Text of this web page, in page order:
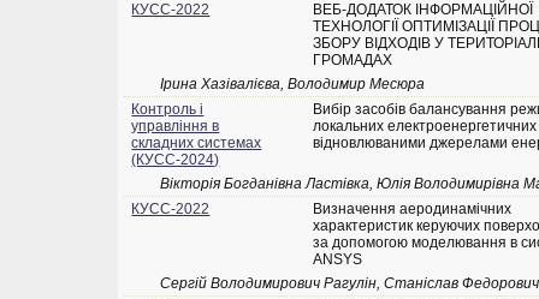
КУСС-2022
ВЕБ-ДОДАТОК ІНФОРМАЦІЙНОЇ
ТЕХНОЛОГІЇ ОПТИМІЗАЦІЇ
ЗБОРУ ВІДХОДІВ У
ГРОМАДАХ
Ірина Хазівалієва, Володимир Месюра
Контроль і
управління в
складних системах
(КУСС-2024)
Вибір засобів балансування
локальних
відновлюваними джерелами
Вікторія Богданівна Ластівка, Юлія
КУСС-2022
Визначення аеродинамічних
характеристик керуючих
за допомогою моделювання в
ANSYS
Сергій Володимирович Рагулін, Станіслав Федорович